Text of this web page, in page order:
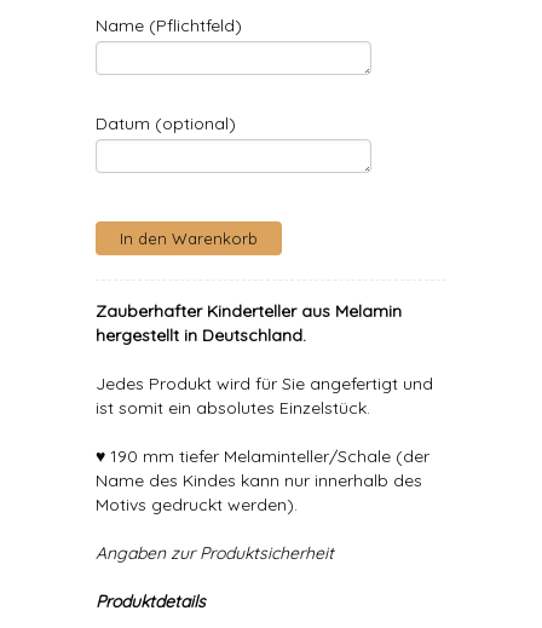
Name (Pflichtfeld)
Datum (optional)
Zauberhafter Kinderteller aus Melamin
hergestellt in Deutschland.
Jedes Produkt wird für Sie angefertigt und
ist somit ein absolutes Einzelstück.
♥ 190 mm tiefer Melaminteller/Schale (der
Name des Kindes kann nur innerhalb des
Motivs gedruckt werden).
Angaben zur Produktsicherheit
Produktdetails